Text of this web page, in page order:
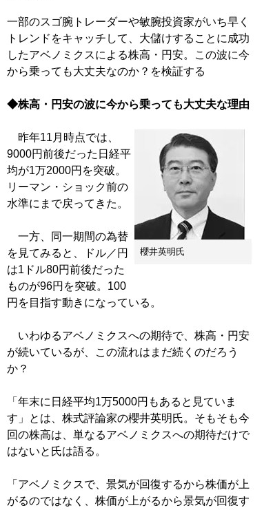
一部のスゴ腕トレーダーや敏腕投資家がいち早く
トレンドをキャッチして、大儲けすることに成功
したアベノミクスによる株高・円安。この波に今
から乗っても大丈夫なのか？を検証する
◆株高・円安の波に今から乗っても大丈夫な理由
櫻井英明氏
昨年11月時点では、
9000円前後だった日経平
均が1万2000円を突破。
リーマン・ショック前の
水準にまで戻ってきた。
一方、同一期間の為替
を見てみると、ドル／円
は1ドル80円前後だった
ものが96円を突破。100
円を目指す動きになっている。
いわゆるアベノミクスへの期待で、株高・円安
が続いているが、この流れはまだ続くのだろう
か？
「年末に日経平均1万5000円もあると見ていま
す」とは、株式評論家の櫻井英明氏。そもそも今
回の株高は、単なるアベノミクスへの期待だけで
はないと氏は語る。
「アベノミクスで、景気が回復するから株価が上
がるのではなく、株価が上がるから景気が回復す